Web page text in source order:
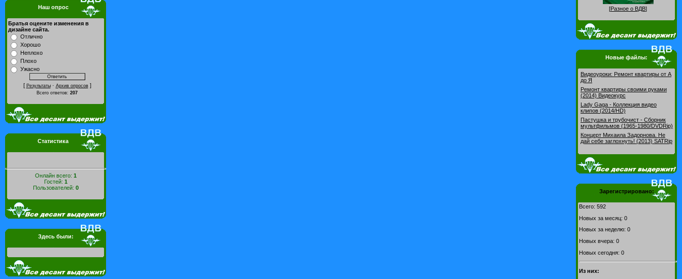
Наш опрос
Братья оцените изменения в
дизайне сайта.
Отлично
Хорошо
Неплохо
Плохо
Ужасно
[ Результаты· Архив опросов]
Всего ответов: 207
Статистика
Онлайн всего: 1
Гостей: 1
Пользователей: 0
Здесь были:
[Разное о ВДВ]
Новые файлы:
Видеоуроки: Pемонт квартиры от А
до Я
Ремонт квартиры своими руками
(2014) Видеокурс
Lady Gaga - Коллекция видео
клипов (2014/HD)
Пастушка и трубочист - Сборник
мультфильмов (1965-1980/DVDRip)
Концерт Михаила Задорнова. Не
дай себе заглохнуть! (2013) SATRip
Зарегистрировано:
Всего: 592
Новых за месяц: 0
Новых за неделю: 0
Новых вчера: 0
Новых сегодня: 0
Из них: